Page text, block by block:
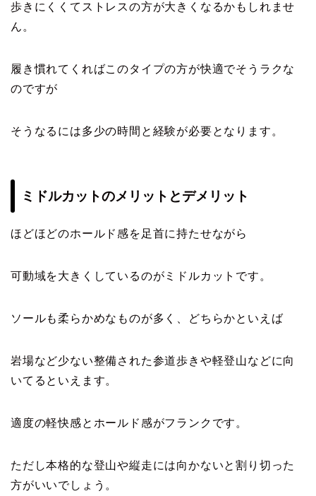
歩きにくくてストレスの方が大きくなるかもしれませ
ん。
履き慣れてくればこのタイプの方が快適でそうラクな
のですが
そうなるには多少の時間と経験が必要となります。
ミドルカットのメリットとデメリット
ほどほどのホールド感を足首に持たせながら
可動域を大きくしているのがミドルカットです。
ソールも柔らかめなものが多く、どちらかといえば
岩場など少ない整備された参道歩きや軽登山などに向
いてるといえます。
適度の軽快感とホールド感がフランクです。
ただし本格的な登山や縦走には向かないと割り切った
方がいいでしょう。